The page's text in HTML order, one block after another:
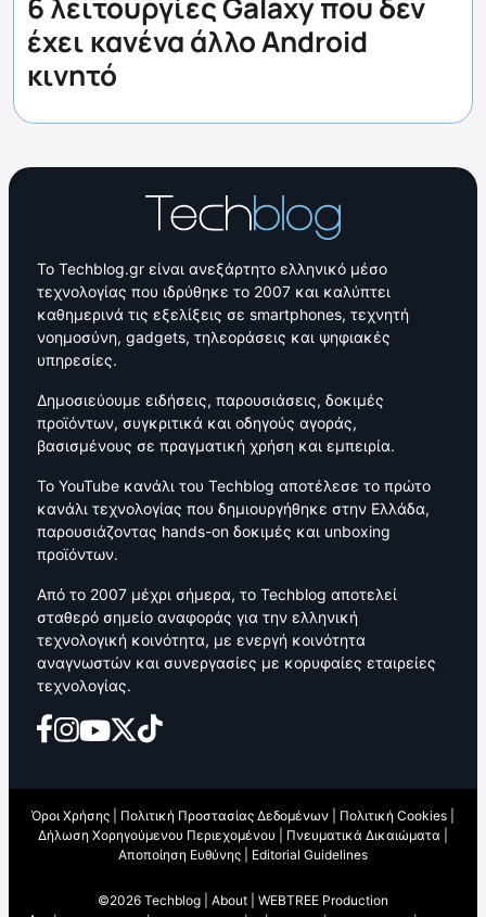
6 λειτουργίες Galaxy που δεν
έχει κανένα άλλο Android
κινητό
Το Techblog.gr είναι ανεξάρτητο ελληνικό μέσο
τεχνολογίας που ιδρύθηκε το 2007 και καλύπτει
καθημερινά τις εξελίξεις σε smartphones, τεχνητή
νοημοσύνη, gadgets, τηλεοράσεις και ψηφιακές
υπηρεσίες.
Δημοσιεύουμε ειδήσεις, παρουσιάσεις, δοκιμές
προϊόντων, συγκριτικά και οδηγούς αγοράς,
βασισμένους σε πραγματική χρήση και εμπειρία.
Το YouTube κανάλι του Techblog αποτέλεσε το πρώτο
κανάλι τεχνολογίας που δημιουργήθηκε στην Ελλάδα,
παρουσιάζοντας hands-on δοκιμές και unboxing
προϊόντων.
Από το 2007 μέχρι σήμερα, το Techblog αποτελεί
σταθερό σημείο αναφοράς για την ελληνική
τεχνολογική κοινότητα, με ενεργή κοινότητα
αναγνωστών και συνεργασίες με κορυφαίες εταιρείες
τεχνολογίας.
Όροι Χρήσης Πολιτική Προστασίας Δεδομένων Πολιτική Cookies
Δήλωση Χορηγούμενου Περιεχομένου
Πνευματικά Δικαιώματα
Αποποίηση Ευθύνης
Editorial Guidelines
©2026 Techblog | About
WEBTREE Production